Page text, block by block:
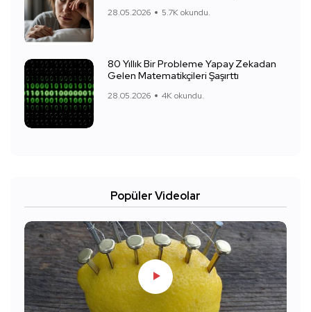
28.05.2026 5.7K okundu.
80 Yıllık Bir Probleme Yapay Zekadan
Gelen Matematikçileri Şaşırttı
28.05.2026 4K okundu.
Popüler Videolar